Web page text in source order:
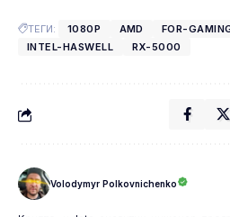
ТЕГИ: 1080P AMD FOR-
INTEL-HASWELL
RX-5000
Volodymyr Polkovnichenko